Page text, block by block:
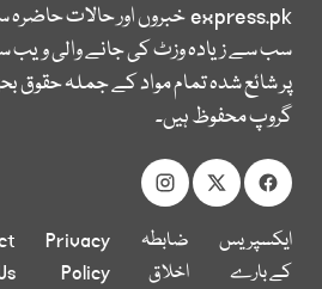
express.pkخبروں اور حالات
سب سے زیادہ وزٹ کی جانے والی
پر شائع شدہ تمام مواد کے جملہ حقوق
گروپ محفوظ ہیں۔
ایکسپریس
کے بارے
ضابطہ
اخلاق
Privacy
Policy